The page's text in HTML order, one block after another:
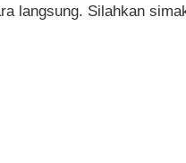
langsung. Silahkan